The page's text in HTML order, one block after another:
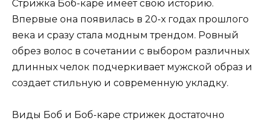
Стрижка Боб-каре имеет свою историю.
Впервые она появилась в 20-х годах прошлого
века и сразу стала модным трендом. Ровный
обрез волос в сочетании с выбором различных
длинных челок подчеркивает мужской образ и
создает стильную и современную укладку.
Виды Боб и Боб-каре стрижек достаточно